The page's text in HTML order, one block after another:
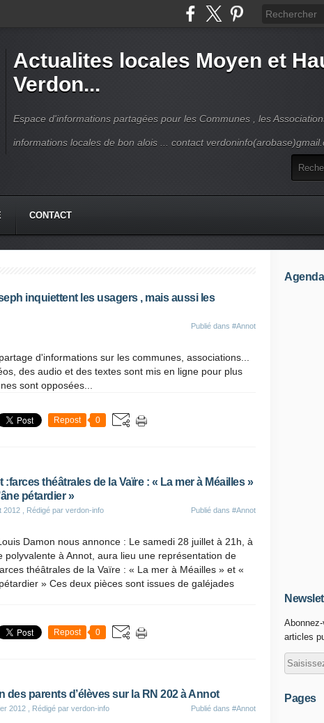
Actualites locales Moyen et
Verdon...
Espace d'informations partagées pour les Communes , les
informations locales de bon alois ... contact
CONTACT
inquiettent les usagers , mais aussi les
Publié dans #Annot
d'informations sur les communes, associations...
des audio et des textes sont mis en ligne pour plus
sont opposées...
Repost 0
:farces théâtrales de la Vaïre : « La mer à Méailles »
pétardier »
2012 , Rédigé par verdon-info Publié dans #Annot
Damon nous annonce : Le samedi 28 juillet à 21h, à
polyvalente à Annot, aura lieu une représentation de
théâtrales de la Vaïre : « La mer à Méailles » et «
pétardier » Ces deux pièces sont issues de galéjades
Repost 0
des parents d’élèves sur la RN 202 à Annot
2012 , Rédigé par verdon-info Publié dans #Annot
Agenda
articles
Pages